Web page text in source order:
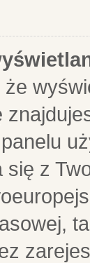
że
się z